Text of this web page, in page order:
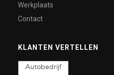
Werkplaats
Contact
KLANTEN VERTELLEN
Autobedrijf